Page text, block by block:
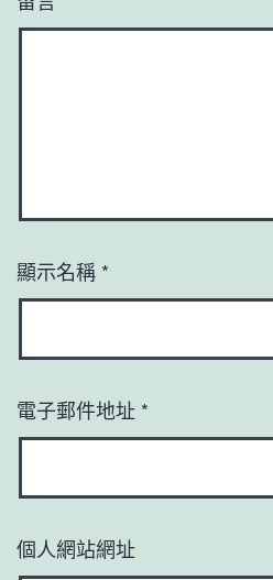
顯示名稱 *
電子郵件地址 *
個人網站網址